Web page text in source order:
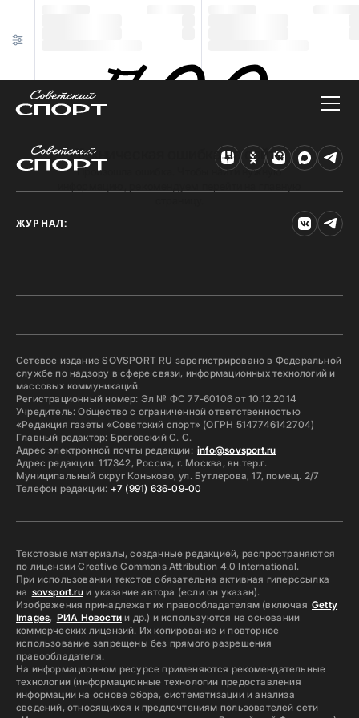
Техническая ошибка на сайте
Произошла ошибка. Чтобы найти нужную
ЖУРНАЛ:
Сетевое издание SOVSPORT RU зарегистрировано в Федеральной
службе по надзору в сфере связи, информационных технологий и
массовых коммуникаций.
Регистрационный номер: Эл № ФС 77-60106 от 10.12.2014
Учредитель: Общество с ограниченной ответственностью
«Редакция газеты «Советский спорт» (ОГРН 5147746142704)
Главный редактор: Бреговский С. С.
Адрес электронной почты редакции: info@sovsport.ru
Адрес редакции: 117342, Россия, г. Москва, вн.тер.г.
Муниципальный округ Коньково, ул. Бутлерова, 17, помещ. 2/7
Телефон редакции: +7 (991) 636-09-00
Текстовые материалы, созданные редакцией, распространяются
по лицензии Creative Commons Attribution 4.0 International.
При использовании текстов обязательна активная гиперссылка
на sovsport.ruи указание автора (если он указан).
Изображения принадлежат их правообладателям (включая Getty
Images, РИА Новостии др.) и используются на основании
коммерческих лицензий. Их копирование и повторное
использование запрещены без прямого разрешения
правообладателя.
На информационном ресурсе применяются рекомендательные
технологии (информационные технологии предоставления
информации на основе сбора, систематизации и анализа
сведений, относящихся к предпочтениям пользователей сети